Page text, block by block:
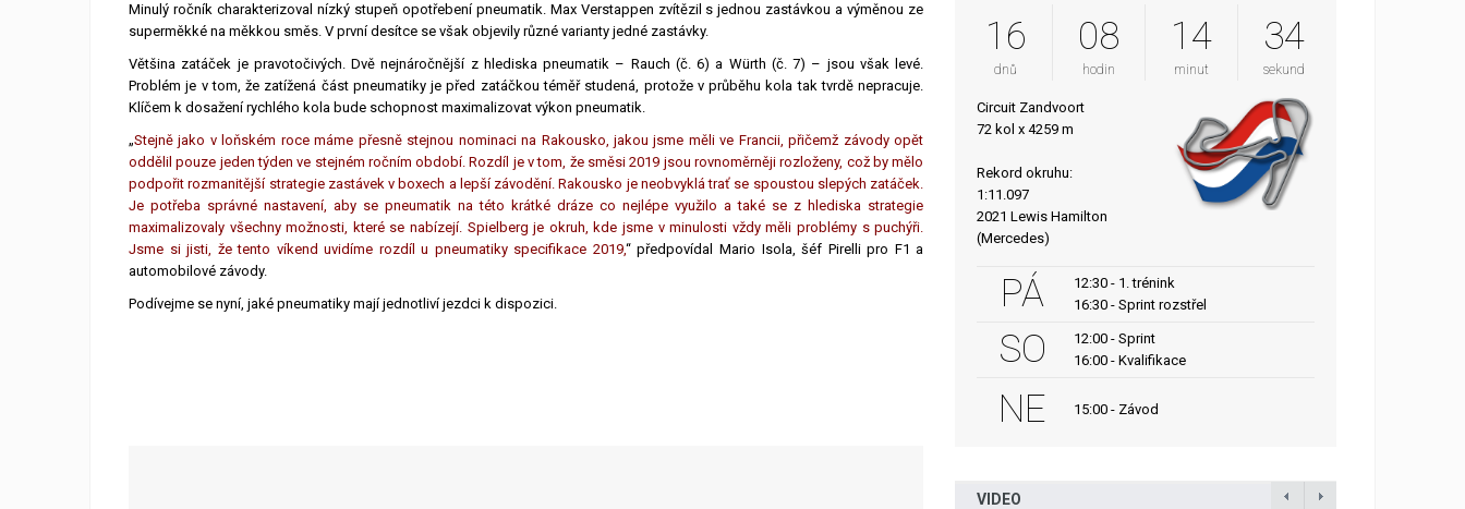
Minulý ročník charakterizoval nízký stupeň opotřebení pneumatik. Max Verstappen zvítězil s jednou zastávkou a výměnou ze
superměkké na měkkou směs. V první desítce se však objevily různé varianty jedné zastávky.
Většina zatáček je pravotočivých. Dvě nejnáročnější z hlediska pneumatik – Rauch (č. 6) a Würth (č. 7) – jsou však levé.
Problém je v tom, že zatížená část pneumatiky je před zatáčkou téměř studená, protože v průběhu kola tak tvrdě nepracuje.
Klíčem k dosažení rychlého kola bude schopnost maximalizovat výkon pneumatik.
„Stejně jako v loňském roce máme přesně stejnou nominaci na Rakousko, jakou jsme měli ve Francii, přičemž závody opět
oddělil pouze jeden týden ve stejném ročním období. Rozdíl je v tom, že směsi 2019 jsou rovnoměrněji rozloženy, což by mělo
podpořit rozmanitější strategie zastávek v boxech a lepší závodění. Rakousko je neobvyklá trať se spoustou slepých zatáček.
Je potřeba správné nastavení, aby se pneumatik na této krátké dráze co nejlépe využilo a také se z hlediska strategie
maximalizovaly všechny možnosti, které se nabízejí. Spielberg je okruh, kde jsme v minulosti vždy měli problémy s puchýři.
Jsme si jisti, že tento víkend uvidíme rozdíl u pneumatiky specifikace 2019,“ předpovídal Mario Isola, šéf Pirelli pro F1 a
automobilové závody.
Podívejme se nyní, jaké pneumatiky mají jednotliví jezdci k dispozici.
16
dnů
08
hodin
14
minut
33
sekund
Circuit Zandvoort
72 kol x 4259 m
Rekord okruhu:
1:11.097
2021 Lewis Hamilton
(Mercedes)
PÁ
12:30 - 1. trénink
16:30 - Sprint rozstřel
SO
12:00 - Sprint
16:00 - Kvalifikace
NE 15:00 - Závod
VIDEO